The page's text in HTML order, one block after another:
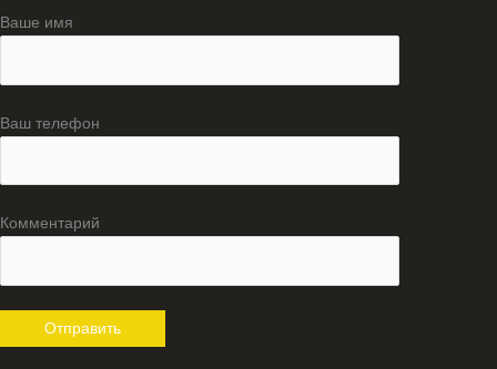
Ваше имя
Ваш телефон
Комментарий